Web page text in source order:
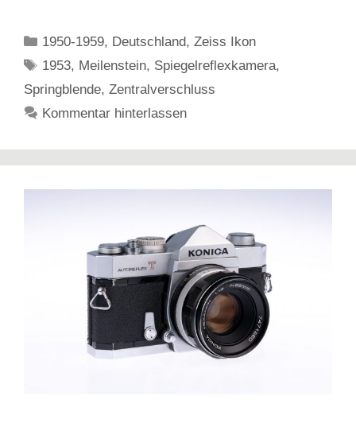
Kategorien
1950-1959, Deutschland,Zeiss Ikon
Schlagwörter
1953, Meilenstein, Spiegelreflexkamera,
Springblende, Zentralverschluss
Kommentar hinterlassen